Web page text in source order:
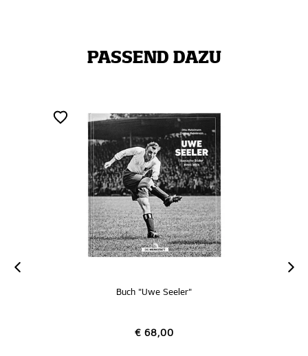
PASSEND DAZU
Buch "Uwe Seeler"
€ 68,00